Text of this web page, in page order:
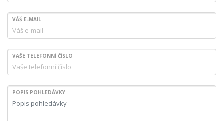
VÁŠ E-MAIL
VAŠE TELEFONNÍ ČÍSLO
POPIS POHLEDÁVKY